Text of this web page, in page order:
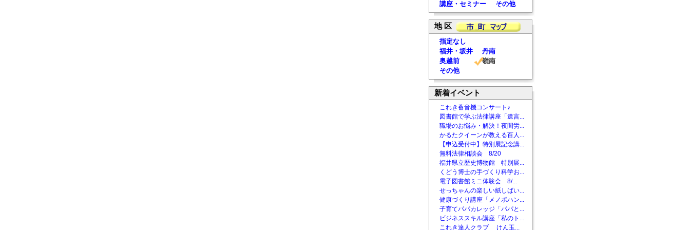
講座・セミナー その他
地 区
指定なし
福井・坂井
丹南
奥越前
嶺南
その他
新着イベント
これき蓄音機コンサート♪
図書館で学ぶ法律講座「遺言...
職場のお悩み・解決！夜間労...
かるたクイーンが教える百人...
【申込受付中】特別展記念講...
無料法律相談会 8/20
福井県立歴史博物館 特別展...
くどう博士の手づくり科学お...
電子図書館ミニ体験会 8/...
せっちゃんの楽しい紙しばい...
健康づくり講座「メノポハン...
子育てパパカレッジ「パパと...
ビジネススキル講座「私のト...
これき達人クラブ けん玉...